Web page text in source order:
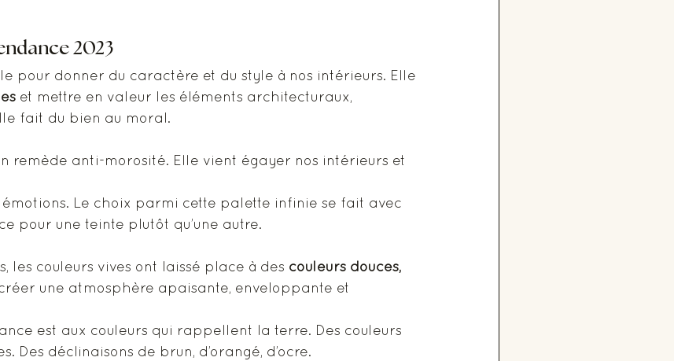
2023
pour donner du caractère et du style à nos intérieurs. Elle
et mettre en valeur les éléments architecturaux,
fait du bien au moral.
remède anti-morosité. Elle vient égayer nos intérieurs et
émotions. Le choix parmi cette palette infinie se fait avec
pour une teinte plutôt qu’une autre.
les couleurs vives ont laissé place à des couleurs douces,
une atmosphère apaisante, enveloppante et
est aux couleurs qui rappellent la terre. Des couleurs
Des déclinaisons de brun, d’orangé, d’ocre.